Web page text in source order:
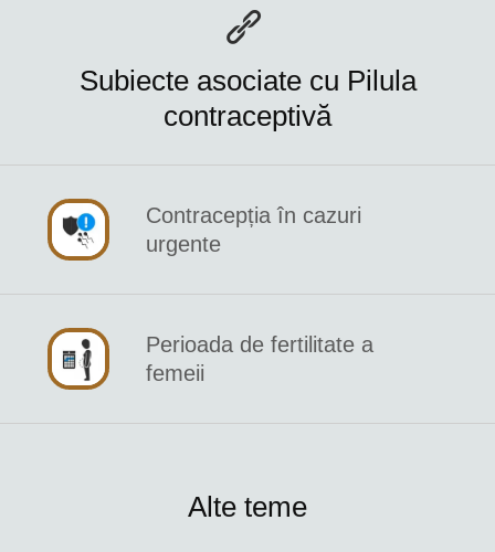
Subiecte asociate cu Pilula
contraceptivă
Contracepția în cazuri
urgente
Perioada de fertilitate a
femeii
Alte teme